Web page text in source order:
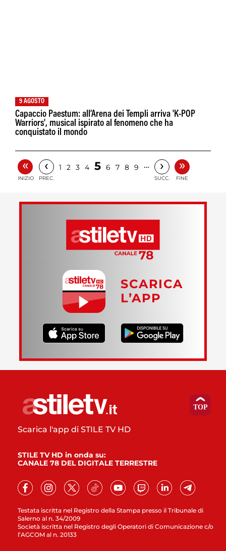
9 AGOSTO
Capaccio Paestum: all’Arena dei Templi arriva 'K-POP
Warriors', musical ispirato al fenomeno che ha
conquistato il mondo
«
INIZIO
‹
PREC.
1 2 3 4 5 6 7 8 9 … ›
SUCC.
»
FINE
SCARICA
L’APP
Testata iscritta nel Registro della Stampa presso il Tribunale di
Salerno al n. 34/2009
Società iscritta nel Registro degli Operatori di Comunicazione c/o
l’AGCOM al n. 20133
Scarica l'app di STILE TV HD
STILE TV HD in onda su:
CANALE 78 DEL DIGITALE TERRESTRE